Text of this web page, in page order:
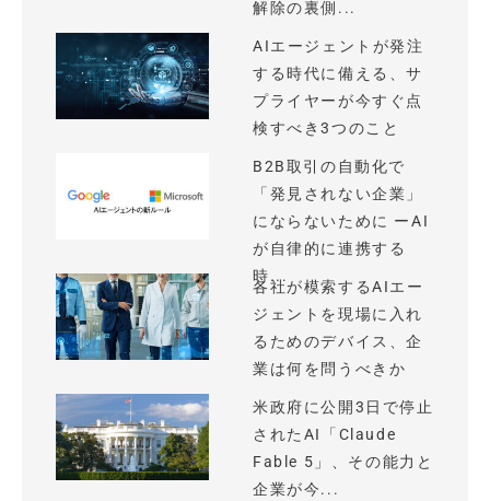
解除の裏側...
AIエージェントが発注
する時代に備える、サ
プライヤーが今すぐ点
検すべき3つのこと
B2B取引の自動化で
「発見されない企業」
にならないために ーAI
が自律的に連携する
時...
各社が模索するAIエー
ジェントを現場に入れ
るためのデバイス、企
業は何を問うべきか
米政府に公開3日で停止
されたAI「Claude
Fable 5」、その能力と
企業が今...